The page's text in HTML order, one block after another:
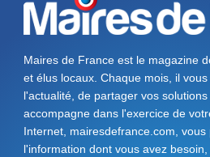
Maires de France est le magazine
et élus locaux. Chaque mois, il
l'actualité, de partager vos
accompagne dans l'exercice de
Internet, mairesdefrance.com, vous
l'information dont vous avez